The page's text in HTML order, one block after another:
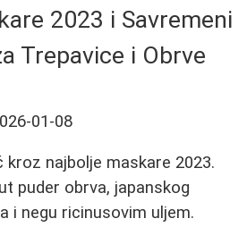
2023 i Savremeni
Trepavice i Obrve
01-08
kroz najbolje maskare 2023.
puder obrva, japanskog
i negu ricinusovim uljem.